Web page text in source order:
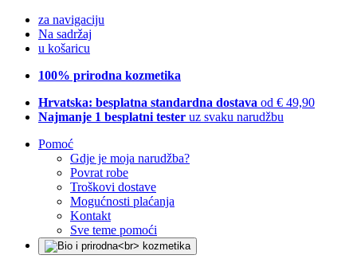
za navigaciju
Na sadržaj
u košaricu
100% prirodna kozmetika
Hrvatska: besplatna standardna dostava od € 49,90
Najmanje 1 besplatni tester uz svaku narudžbu
Pomoć
Gdje je moja narudžba?
Povrat robe
Troškovi dostave
Mogućnosti plaćanja
Kontakt
Sve teme pomoći